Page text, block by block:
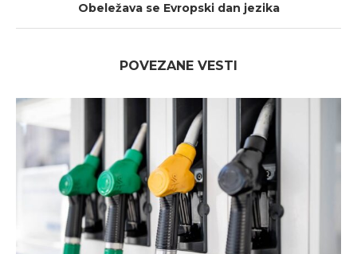
Obeležava se Evropski dan jezika
POVEZANE VESTI